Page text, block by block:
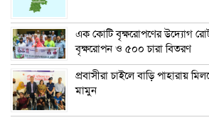
এক কোটি বৃক্ষরোপণের উদ্যোগ
বৃক্ষরোপন ও ৫০০ চারা বিতরণ
প্রবাসীরা চাইলে বাড়ি পাহারায়
মামুন